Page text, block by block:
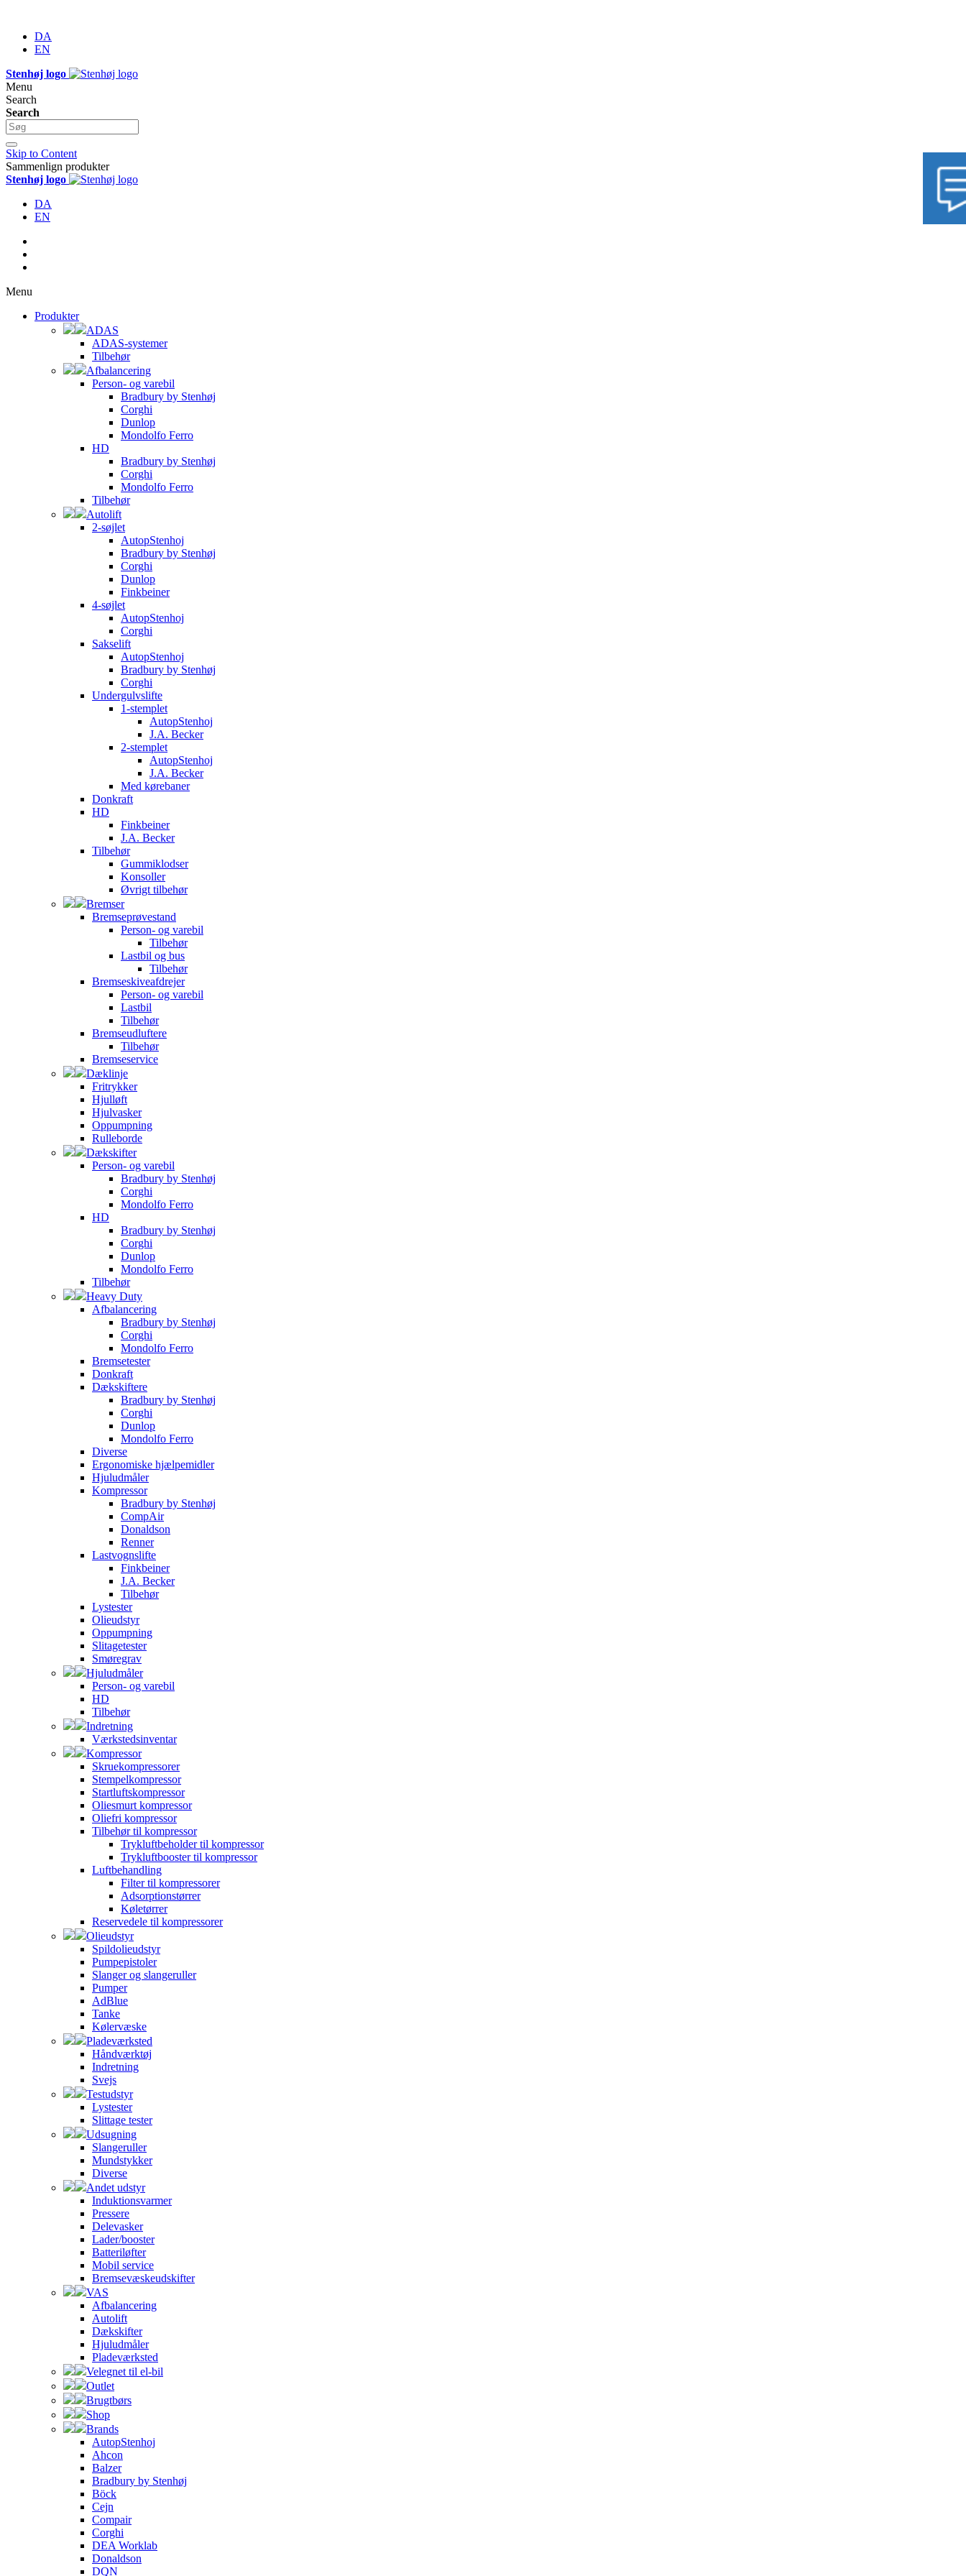
DA
EN
Stenhøj logo
Menu
Search
Search
Skip to Content
Sammenlign produkter
Stenhøj logo
DA
EN
Menu
Produkter
ADAS
ADAS-systemer
Tilbehør
Afbalancering
Person- og varebil
Bradbury by Stenhøj
Corghi
Dunlop
Mondolfo Ferro
HD
Bradbury by Stenhøj
Corghi
Mondolfo Ferro
Tilbehør
Autolift
2-søjlet
AutopStenhoj
Bradbury by Stenhøj
Corghi
Dunlop
Finkbeiner
4-søjlet
AutopStenhoj
Corghi
Sakselift
AutopStenhoj
Bradbury by Stenhøj
Corghi
Undergulvslifte
1-stemplet
AutopStenhoj
J.A. Becker
2-stemplet
AutopStenhoj
J.A. Becker
Med kørebaner
Donkraft
HD
Finkbeiner
J.A. Becker
Tilbehør
Gummiklodser
Konsoller
Øvrigt tilbehør
Bremser
Bremseprøvestand
Person- og varebil
Tilbehør
Lastbil og bus
Tilbehør
Bremseskiveafdrejer
Person- og varebil
Lastbil
Tilbehør
Bremseudluftere
Tilbehør
Bremseservice
Dæklinje
Fritrykker
Hjulløft
Hjulvasker
Oppumpning
Rulleborde
Dækskifter
Person- og varebil
Bradbury by Stenhøj
Corghi
Mondolfo Ferro
HD
Bradbury by Stenhøj
Corghi
Dunlop
Mondolfo Ferro
Tilbehør
Heavy Duty
Afbalancering
Bradbury by Stenhøj
Corghi
Mondolfo Ferro
Bremsetester
Donkraft
Dækskiftere
Bradbury by Stenhøj
Corghi
Dunlop
Mondolfo Ferro
Diverse
Ergonomiske hjælpemidler
Hjuludmåler
Kompressor
Bradbury by Stenhøj
CompAir
Donaldson
Renner
Lastvognslifte
Finkbeiner
J.A. Becker
Tilbehør
Lystester
Olieudstyr
Oppumpning
Slitagetester
Smøregrav
Hjuludmåler
Person- og varebil
HD
Tilbehør
Indretning
Værkstedsinventar
Kompressor
Skruekompressorer
Stempelkompressor
Startluftskompressor
Oliesmurt kompressor
Oliefri kompressor
Tilbehør til kompressor
Trykluftbeholder til kompressor
Trykluftbooster til kompressor
Luftbehandling
Filter til kompressorer
Adsorptionstørrer
Køletørrer
Reservedele til kompressorer
Olieudstyr
Spildolieudstyr
Pumpepistoler
Slanger og slangeruller
Pumper
AdBlue
Tanke
Kølervæske
Pladeværksted
Håndværktøj
Indretning
Svejs
Testudstyr
Lystester
Slittage tester
Udsugning
Slangeruller
Mundstykker
Diverse
Andet udstyr
Induktionsvarmer
Pressere
Delevasker
Lader/booster
Batteriløfter
Mobil service
Bremsevæskeudskifter
VAS
Afbalancering
Autolift
Dækskifter
Hjuludmåler
Pladeværksted
Velegnet til el-bil
Outlet
Brugtbørs
Shop
Brands
AutopStenhoj
Ahcon
Balzer
Bradbury by Stenhøj
Böck
Cejn
Compair
Corghi
DEA Worklab
Donaldson
DQN